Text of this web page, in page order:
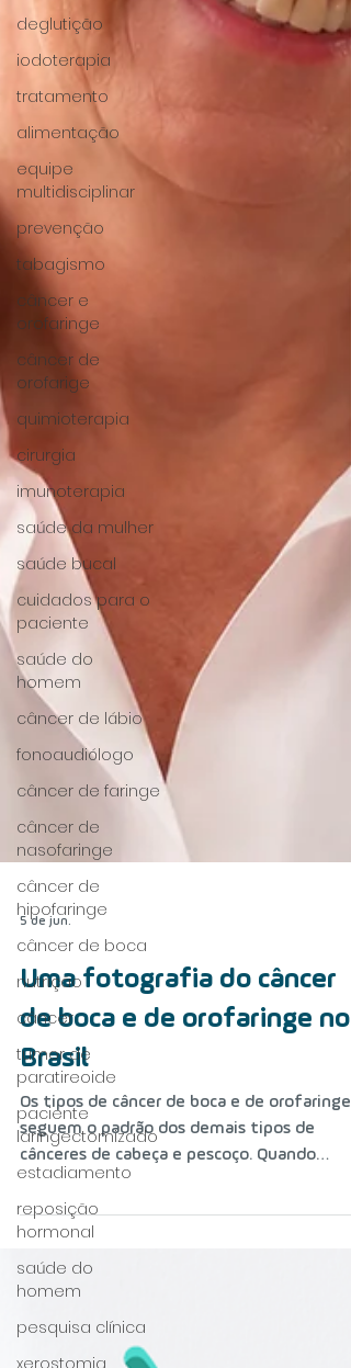
deglutição
iodoterapia
tratamento
alimentação
equipe
multidisciplinar
prevenção
tabagismo
câncer e
orofaringe
câncer de
orofarige
quimioterapia
cirurgia
imunoterapia
saúde da mulher
saúde bucal
cuidados para o
paciente
saúde do
homem
câncer de lábio
fonoaudiólogo
câncer de faringe
câncer de
nasofaringe
câncer de
hipofaringe
câncer de boca
nutrição
câncer
tumor de
paratireoide
paciente
laringectomizado
estadiamento
reposição
hormonal
saúde do
homem
pesquisa clínica
xerostomia
Uma fotografia do câncer
de boca e de orofaringe no
Brasil
Os tipos de câncer de boca e de orofaringe
seguem o padrão dos demais tipos de
cânceres de cabeça e pescoço. Quando
diagnosticados e tratados no início, têm
90% de chances de cura. Mas a maioria dos
estado avançado, quando o prognóstico é
desfavorável. No caso da boca, são tumores